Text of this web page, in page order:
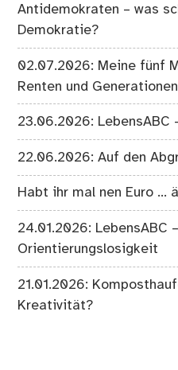
Antidemokraten – was
Demokratie?
02.07.2026: Meine fünf
Renten und
23.06.2026: LebensABC
22.06.2026: Auf den
Habt ihr mal nen Euro …
24.01.2026: LebensABC
Orientierungslosigkeit
21.01.2026:
Kreativität?